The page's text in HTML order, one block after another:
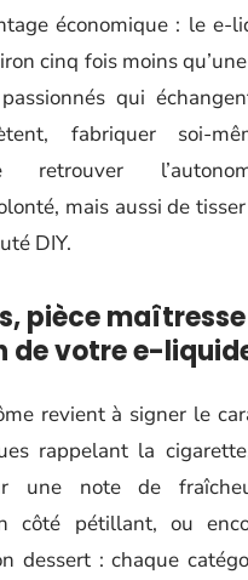
économique : le e-
cinq fois moins
qui
fabriquer soi-
retrouver
mais aussi de
DIY.
pièce
de votre e-
revient à signer le
rappelant la
une note de
côté pétillant, ou
dessert : chaque